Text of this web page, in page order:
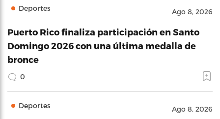
Deportes Ago 8, 2026
Puerto Rico finaliza participación en Santo
Domingo 2026 con una última medalla de
bronce
0
Deportes Ago 8, 2026